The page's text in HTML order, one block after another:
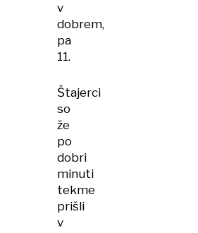
v
dobrem,
pa
11.
Štajerci
so
že
po
dobri
minuti
tekme
prišli
v